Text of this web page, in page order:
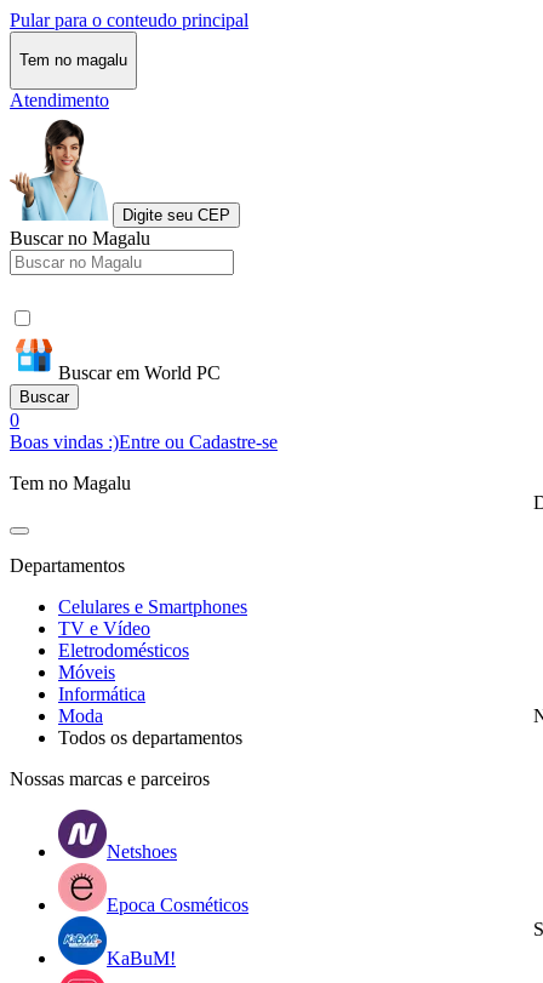
Pular para o conteudo principal
Tem no magalu
Atendimento
Digite seu CEP
Buscar no Magalu
Buscar em World PC
Buscar
0
Boas vindas :)Entre ou Cadastre-se
Tem no Magalu
Departamentos
Celulares e Smartphones
TV e Vídeo
Eletrodomésticos
Móveis
Informática
Moda
Todos os departamentos
Nossas marcas e parceiros
Netshoes
Epoca Cosméticos
KaBuM!